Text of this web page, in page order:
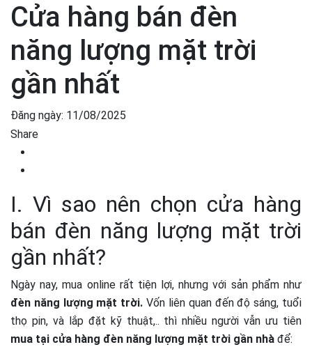
Cửa hàng bán đèn
năng lượng mặt trời
gần nhất
Đăng ngày: 11/08/2025
Share
I. Vì sao nên chọn cửa hàng
bán đèn năng lượng mặt trời
gần nhất?
Ngày nay, mua online rất tiện lợi, nhưng với sản phẩm như
đèn năng lượng mặt trời.Vốn liên quan đến độ sáng, tuổi
thọ pin, và lắp đặt kỹ thuật,.. thì nhiều người vẫn ưu tiên
mua tại cửa hàng đèn năng lượng mặt trời gần nhà để: